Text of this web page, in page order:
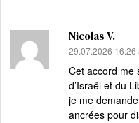
Nicolas V.
dit :
29.07.2026 16:26
Cet accord me
d’Israël et du
je me
ancrées pour